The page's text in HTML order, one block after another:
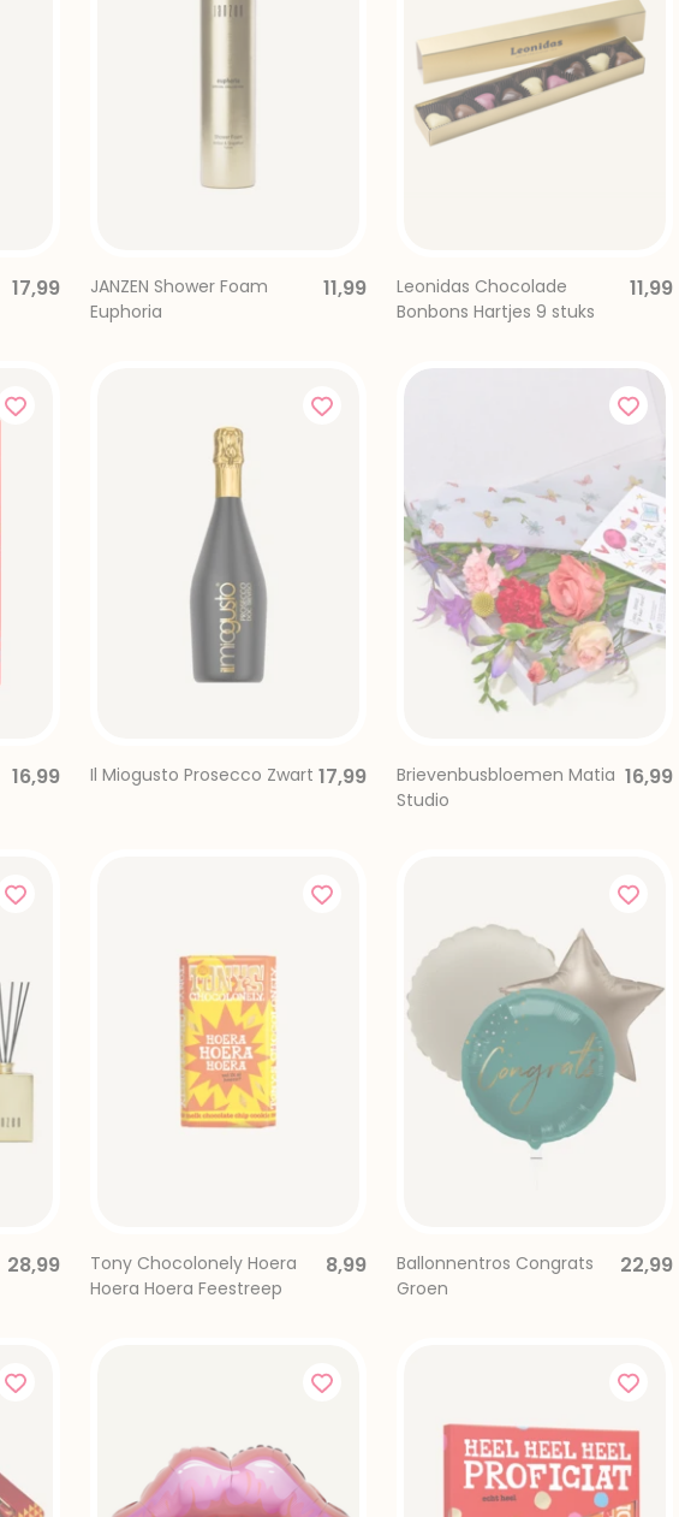
17,99
JANZEN Shower Foam
Euphoria
11,99
Leonidas Chocolade
Bonbons Hartjes 9 stuks
11,99
16,99 Il Miogusto Prosecco Zwart 17,99
Brievenbusbloemen Matia
Studio
16,99
28,99
Tony Chocolonely Hoera
Hoera Hoera Feestreep
8,99
Ballonnentros Congrats
Groen
22,99